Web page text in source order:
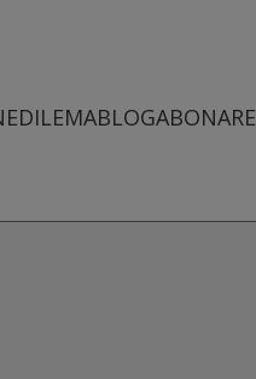
DILEMABLOGABONARE